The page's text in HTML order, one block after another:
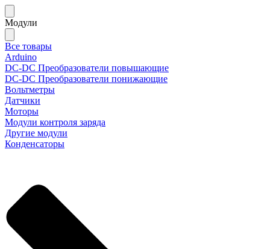
Модули
Все товары
Arduino
DC-DC Преобразователи повышающие
DC-DC Преобразователи понижающие
Вольтметры
Датчики
Моторы
Модули контроля заряда
Другие модули
Конденсаторы